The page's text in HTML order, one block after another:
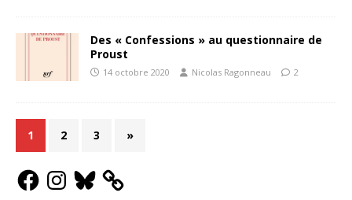
Des « Confessions » au questionnaire de
Proust
14 octobre 2020 Nicolas Ragonneau 2
1 2 3 »